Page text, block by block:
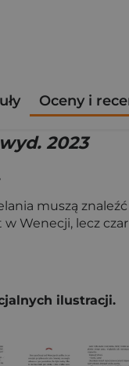
Oceny i
2023
muszą
lecz
ilustracji.